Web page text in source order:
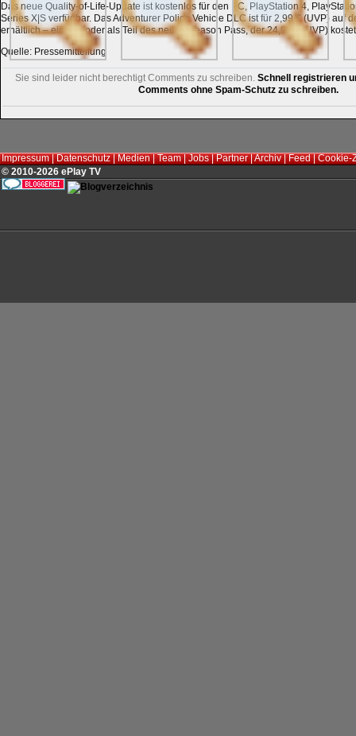
Das neue Quality-of-Life-Update ist kostenlos für den PC, PlayStation 4,
Series X|S verfügbar. Das Adventurer Police Vehicle DLC ist für 2,99 € (UVP) auf
erhältlich – einzeln oder als Teil des neuen Season Pass, der 24,99 € (UVP)
Quelle: Pressemitteilung
Sie sind leider nicht berechtigt Comments zu schreiben. Schnell registrieren
Comments ohne Spam-Schutz zu schreiben.
Impressum|Datenschutz|Medien|Team|Jobs|Partner|Archiv|Feed|Cookie-
© 2010-2026 ePlay TV